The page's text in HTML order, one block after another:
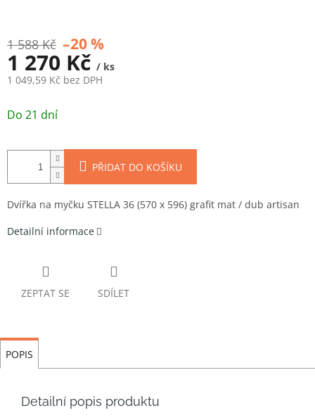
1 588 Kč –20 %
1 270 Kč / ks
1 049,59 Kč bez DPH
cena:
Do 21 dní
PŘIDAT DO KOŠÍKU
Dvířka na myčku STELLA 36 (570 x 596) grafit mat / dub artisan
Detailní informace
ZEPTAT SE SDÍLET
POPIS
Detailní popis produktu